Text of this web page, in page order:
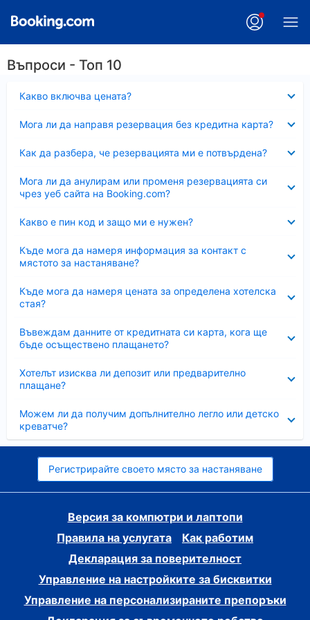
Въпроси - Топ 10
Какво включва цената?
Мога ли да направя резервация без кредитна карта?
Как да разбера, че резервацията ми е потвърдена?
Мога ли да анулирам или променя резервацията си
чрез уеб сайта на Booking.com?
Какво е пин код и защо ми е нужен?
Къде мога да намеря информация за контакт с
мястото за настаняване?
Къде мога да намеря цената за определена хотелска
стая?
Въвеждам данните от кредитната си карта, кога ще
бъде осъществено плащането?
Хотелът изисква ли депозит или предварително
плащане?
Можем ли да получим допълнително легло или детско
креватче?
Регистрирайте своето място за настаняване
Версия за компютри и лаптопи
Правила на услугата
Как работим
Декларация за поверителност
Управление на настройките за бисквитки
Управление на персонализираните препоръки